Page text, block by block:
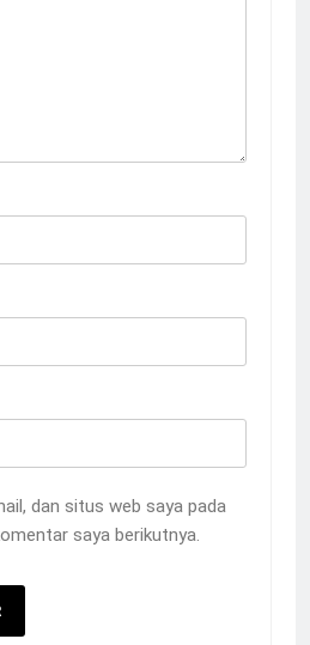
dan situs web saya pada
saya berikutnya.